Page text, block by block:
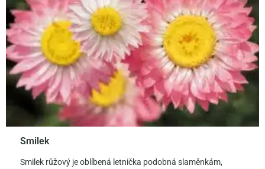
Smilek
Smilek růžový je oblíbená letnička podobná slaměnkám,